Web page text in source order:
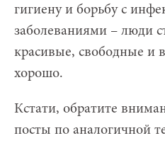
гигиену и борьбу с
заболеваниями – люди
красивые, свободные и
хорошо.
Кстати, обратите
посты по аналогичной